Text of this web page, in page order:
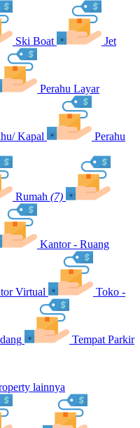
Ski Boat Jet
Perahu Layar
Kapal
Perahu
Rumah (7)
Kantor - Ruang
Virtual Toko -
Tempat Parkir
lainnya